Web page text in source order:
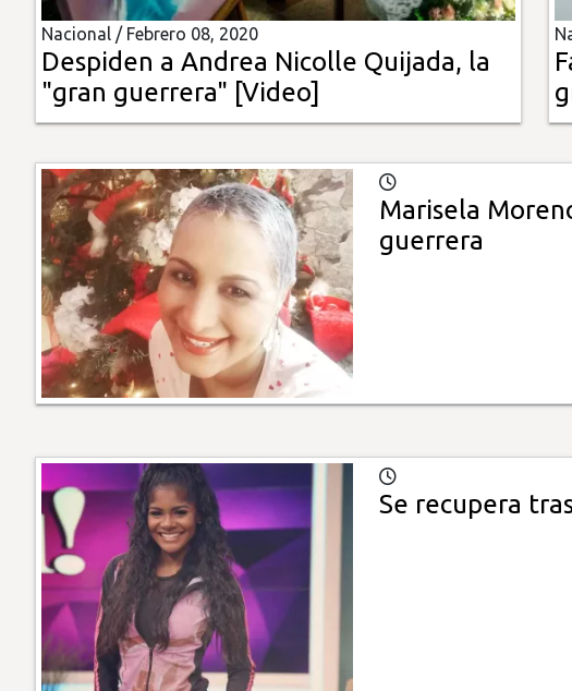
Multimedia
Impreso
Nacional / Febrero 08, 2020
Despiden a Andrea Nicolle Quijada, la
"gran guerrera" [Video]
Marisela
guerrera
Se recupera